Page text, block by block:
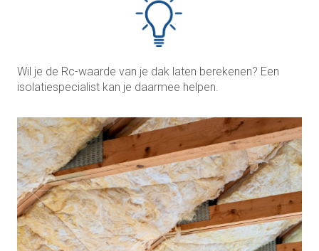
Wil je de Rc-waarde van je dak laten berekenen? Een
isolatiespecialist kan je daarmee helpen.